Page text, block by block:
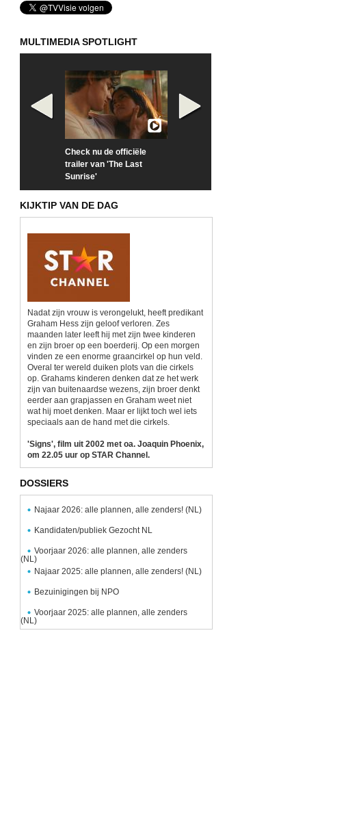
MULTIMEDIA SPOTLIGHT
Check nu de officiële
trailer van 'The Last
Sunrise'
KIJKTIP VAN DE DAG
Nadat zijn vrouw is verongelukt, heeft predikant
Graham Hess zijn geloof verloren. Zes
maanden later leeft hij met zijn twee kinderen
en zijn broer op een boerderij. Op een morgen
vinden ze een enorme graancirkel op hun veld.
Overal ter wereld duiken plots van die cirkels
op. Grahams kinderen denken dat ze het werk
zijn van buitenaardse wezens, zijn broer denkt
eerder aan grapjassen en Graham weet niet
wat hij moet denken. Maar er lijkt toch wel iets
speciaals aan de hand met die cirkels.
'Signs', film uit 2002 met oa. Joaquin Phoenix,
om 22.05 uur op STAR Channel.
DOSSIERS
Najaar 2026: alle plannen, alle zenders! (NL)
Kandidaten/publiek Gezocht NL
Voorjaar 2026: alle plannen, alle zenders
(NL)
Najaar 2025: alle plannen, alle zenders! (NL)
Bezuinigingen bij NPO
Voorjaar 2025: alle plannen, alle zenders
(NL)